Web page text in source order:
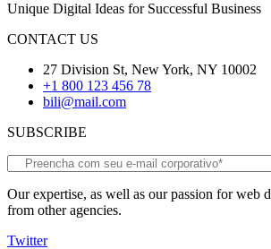
Unique Digital Ideas for Successful Business
CONTACT US
27 Division St, New York, NY 10002
+1 800 123 456 78
bili@mail.com
SUBSCRIBE
Our expertise, as well as our passion for web
from other agencies.
Twitter